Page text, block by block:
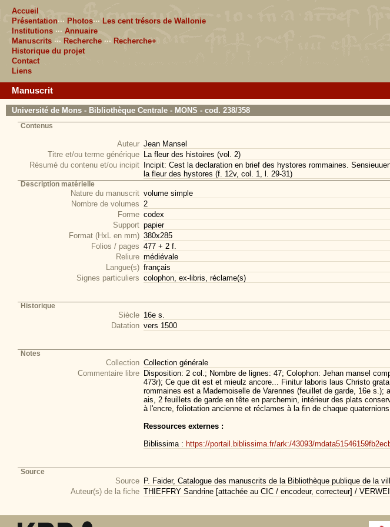
Accueil
Présentation··· Photos··· Les cent trésors de Wallonie
Institutions ··· Annuaire
Manuscrits ··· Recherche ··· Recherche+
Historique du projet
Contact
Liens
Manuscrit
Université de Mons - Bibliothèque Centrale - MONS - cod. 238/358
Contenus
Auteur Jean Mansel
Titre et/ou terme générique La fleur des histoires (vol. 2)
Résumé du contenu et/ou incipit
Incipit: Cest la declaration en brief des hystores rommaines.
la fleur des hystores (f. 12v, col. 1, l. 29-31)
Description matérielle
Nature du manuscrit volume simple
Nombre de volumes 2
Forme codex
Support papier
Format (HxL en mm) 380x285
Folios / pages 477 + 2 f.
Reliure médiévale
Langue(s) français
Signes particuliers colophon, ex-libris, réclame(s)
Historique
Siècle 16e s.
Datation vers 1500
Notes
Collection Collection générale
Commentaire libre Disposition: 2 col.; Nombre de lignes: 47; Colophon: Jehan mansel
473r); Ce que dit est et mieulz ancore... Finitur laboris laus Christo
rommaines est a Mademoiselle de Varennes (feuillet de garde, 16e
ais, 2 feuillets de garde en tête en parchemin, intérieur des plats
à l'encre, foliotation ancienne et réclames à la fin de chaque
Ressources externes :
Biblissima : https://portail.biblissima.fr/ark:/43093/
Source
Source P. Faider, Catalogue des manuscrits de la Bibliothèque publique de la
Auteur(s) de la fiche THIEFFRY Sandrine [attachée au CIC / encodeur, correcteur] /